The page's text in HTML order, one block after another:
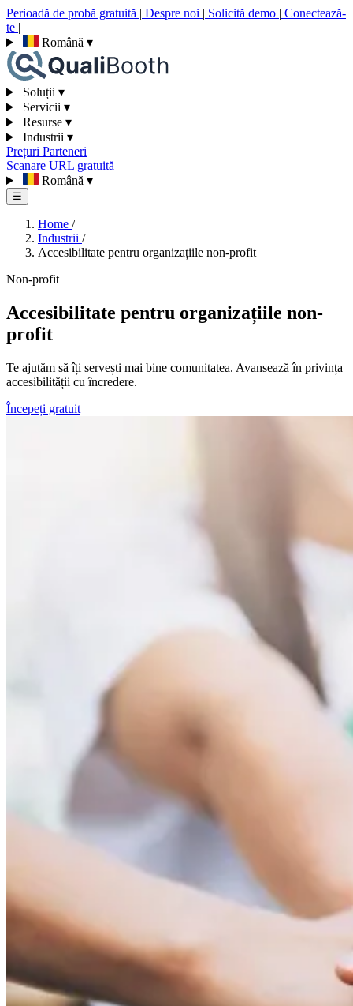
Perioadă de probă gratuită | Despre noi | Solicită demo | Conectează-
te |
Română ▾
Soluții ▾
Servicii ▾
Resurse ▾
Industrii ▾
Prețuri Parteneri
Scanare URL gratuită
Română ▾
☰
Home /
Industrii /
Accesibilitate pentru organizațiile non-profit
Non-profit
Accesibilitate pentru organizațiile non-
profit
Te ajutăm să îți servești mai bine comunitatea. Avansează în privința
accesibilității cu încredere.
Începeți gratuit